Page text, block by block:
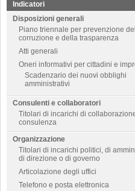
Indicatori
Disposizioni generali
Piano triennale per prevenzione
corruzione e della trasparenza
Atti generali
Oneri informativi per cittadini e
Scadenzario dei nuovi obblighi
amministrativi
Consulenti e collaboratori
Titolari di incarichi di
consulenza
Organizzazione
Titolari di incarichi politici, di
di direzione o di governo
Articolazione degli uffici
Telefono e posta elettronica